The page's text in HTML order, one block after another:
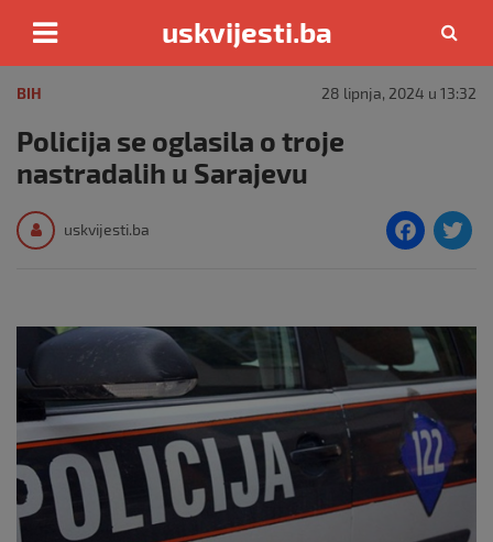
content
uskvijesti.ba
BIH 28 lipnja, 2024 u 13:32
Policija se oglasila o troje
nastradalih u Sarajevu
uskvijesti.ba
F
e
b
o
o
k